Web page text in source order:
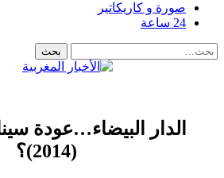
صورة و كاريكاتير
24 ساعة
الدار البيضاء…عودة
(2014)؟